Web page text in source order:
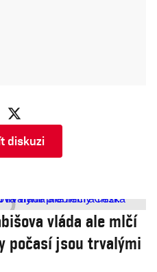
diskuzi
vláda ale mlčí
počasí jsou trvalými